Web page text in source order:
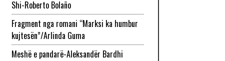
Shi-Roberto Bolaño
Fragment nga romani “Marksi ka humbur
kujtesën”/Arlinda Guma
Meshë e pandarë-Aleksandër Bardhi